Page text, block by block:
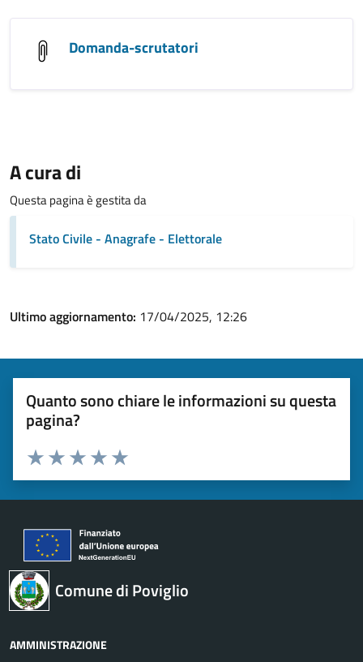
Domanda-scrutatori
A cura di
Questa pagina è gestita da
Stato Civile - Anagrafe - Elettorale
Ultimo aggiornamento: 17/04/2025, 12:26
Quanto sono chiare le informazioni su questa
pagina?
Valuta 5 stelle su 5
Valuta 4 stelle su 5
Valuta 3 stelle su 5
Valuta 2 stelle su 5
Valuta 1 stelle su 5
Comune di Poviglio
AMMINISTRAZIONE